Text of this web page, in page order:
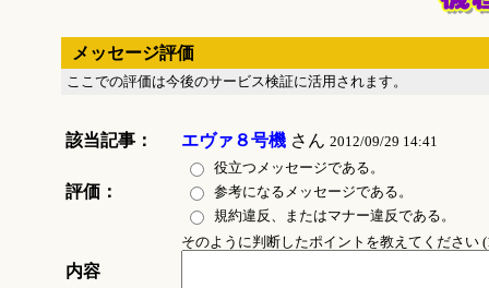
メッセージ評価
ここでの評価は今後のサービス検証に活用されます。
該当記事： エヴァ８号機さん 2012/09/29 14:41
評価：
役立つメッセージである。
参考になるメッセージである。
規約違反、またはマナー違反である。
内容
そのように判断したポイントを教えてください